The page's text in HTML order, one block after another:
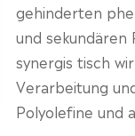
gehinderten
und sekundären
synergis tisch
Verarbeitung
Polyolefine und